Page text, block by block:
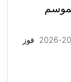
الأنصار بطلًا للدوري اللبناني للموسم 2025-2026 فوز